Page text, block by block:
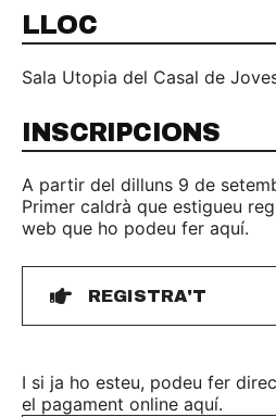
LLOC
Sala Utopia del Casal de
INSCRIPCIONS
A partir del dilluns 9 de
Primer caldrà que estigueu
web que ho podeu fer aquí.
REGISTRA'T
I si ja ho esteu, podeu fer
el pagament online aquí.